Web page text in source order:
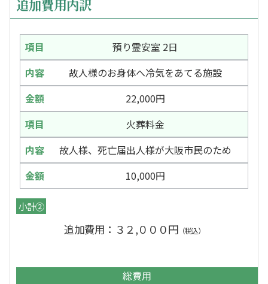
追加費用内訳
預り霊安室 2日
故人様のお身体へ冷気をあてる施設
22,000円
火葬料金
故人様、死亡届出人様が大阪市民のため
10,000円
小計②
追加費用：３２,０００円 （税込）
総費用